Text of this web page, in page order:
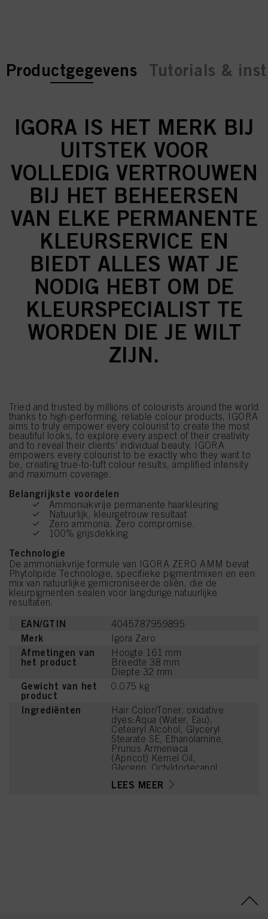
current tab:
current tab:
Productgegevens Tutorials &
IGORA IS HET MERK BIJ
UITSTEK VOOR
VOLLEDIG VERTROUWEN
BIJ HET BEHEERSEN
VAN ELKE PERMANENTE
KLEURSERVICE EN
BIEDT ALLES WAT JE
NODIG HEBT OM DE
KLEURSPECIALIST TE
WORDEN DIE JE WILT
ZIJN.
Tried and trusted by millions of colourists around the world
thanks to high-performing, reliable colour products, IGORA
aims to truly empower every colourist to create the most
beautiful looks, to explore every aspect of their creativity
and to reveal their clients' individual beauty. IGORA
empowers every colourist to be exactly who they want to
be, creating true-to-tuft colour results, amplified intensity
and maximum coverage.
Belangrijkste voordelen
Ammoniakvrije permanente haarkleuring
Natuurlijk, kleurgetrouw resultaat
Zero ammonia. Zero compromise.
100% grijsdekking
Technologie
De ammoniakvrije formule van IGORA ZERO AMM bevat
Phytolipide Technologie, specifieke pigmentmixen en een
mix van natuurlijke gemicroniseerde oliën, die de
kleurpigmenten sealen voor langdurige natuurlijke
resultaten.
EAN/GTIN 4045787959895
Merk Igora Zero
Afmetingen van
het product
Hoogte 161 mm
Breedte 38 mm
Diepte 32 mm
Gewicht van het
product
0.075 kg
Ingrediënten
Hair Color/Toner, oxidative
dyes:Aqua (Water, Eau),
Cetearyl Alcohol, Glyceryl
Stearate SE, Ethanolamine,
Prunus Armeniaca
(Apricot) Kernel Oil,
Glycerin, Octyldodecanol,
Vitis Vinifera (Grape) Seed
LEES MEER